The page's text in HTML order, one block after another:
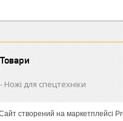
Товари
Ножі для спецтехніки
створений на маркетплейсі